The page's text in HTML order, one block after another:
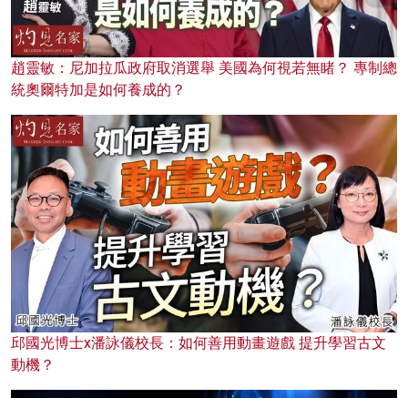
趙靈敏：尼加拉瓜政府取消選舉 美國為何視若無睹？ 專制總
統奧爾特加是如何養成的？
邱國光博士x潘詠儀校長：如何善用動畫遊戲 提升學習古文
動機？